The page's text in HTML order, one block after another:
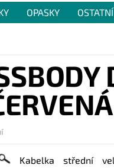
OPASKY OSTATNÍ
Kabelka střední